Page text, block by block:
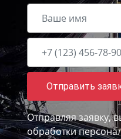
Отправить
Отправляя заявку,
обработки